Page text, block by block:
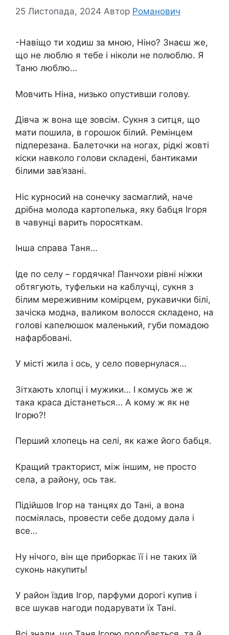
25 Листопада, 2024 Автор Романович
-Навіщо ти ходиш за мною, Ніно? Знаєш же,
що не люблю я тебе і ніколи не полюблю. Я
Таню люблю…
Мовчить Ніна, низько опустивши голову.
Дівча ж вона ще зовсім. Сукня з ситця, що
мати пошила, в горошок білий. Ремінцем
підперезана. Балеточки на ногах, рідкі жовті
кіски навколо голови складені, бантиками
білими зав’язані.
Ніс курносий на сонечку засмаглий, наче
дрібна молода картопелька, яку бабця Ігоря
в чавунці варить поросяткам.
Інша справа Таня…
Іде по селу – гордячка! Панчохи рівні ніжки
обтягують, туфельки на каблучці, сукня з
білим мереживним комірцем, рукавички білі,
зачіска модна, валиком волосся складено, на
голові капелюшок маленький, губи помадою
нафарбовані.
У місті жила і ось, у село повернулася…
Зітхають хлопці і мужики… І комусь же ж
така краса дістанеться… А кому ж як не
Ігорю?!
Перший хлопець на селі, як каже його бабця.
Кращий тракторист, між іншим, не просто
села, а району, ось так.
Підійшов Ігор на танцях до Тані, а вона
посміялась, провести себе додому дала і
все…
Ну нічого, він ще приборкає її і не таких їй
суконь накупить!
У район їздив Ігор, парфуми дорогі купив і
все шукав нагоди подарувати їх Тані.